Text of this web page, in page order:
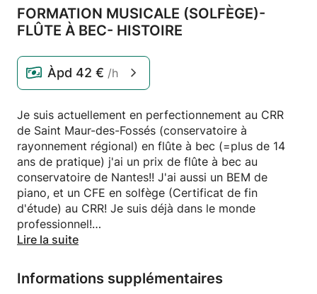
FORMATION MUSICALE (SOLFÈGE)-
FLÛTE À BEC- HISTOIRE
Àpd 42 € /h
Je suis actuellement en perfectionnement au CRR
de Saint Maur-des-Fossés (conservatoire à
rayonnement régional) en flûte à bec (=plus de 14
ans de pratique) j'ai un prix de flûte à bec au
conservatoire de Nantes!! J'ai aussi un BEM de
piano, et un CFE en solfège (Certificat de fin
d'étude) au CRR! Je suis déjà dans le monde
professionnel!
musique au CRR de Saint Maur des Fossés (= Bac+4,
Bac+5), par conséquent je peux aider les élèves en
Lire la suite
Informations supplémentaires